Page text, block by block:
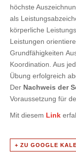
höchste
als
körperliche
Leistungen
Grundfähigkeiten
Koordination. Aus
Übung erfolgreich
Der Nachweis der
Voraussetzung für
Mit diesem Link
+ ZU GOOGLE